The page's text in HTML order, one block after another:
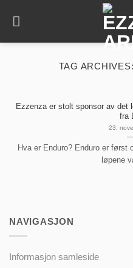
TAG
Ezzenza er stolt sponsor av det
fra
23.
Hva er Enduro? Enduro er først
løpene
NAVIGASJON
Informasjon samleside